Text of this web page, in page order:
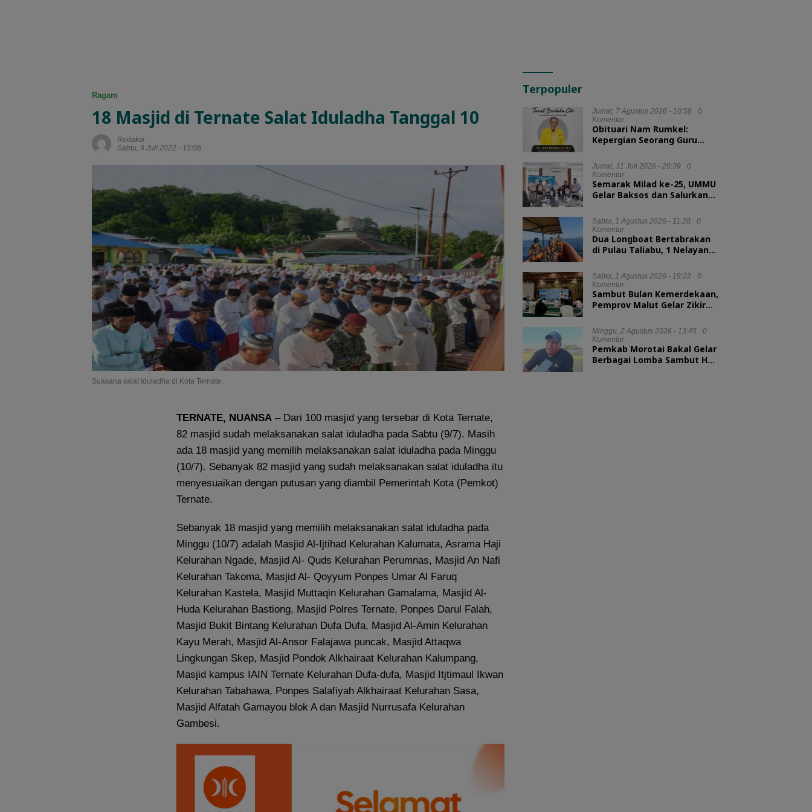
Ragam
18 Masjid di Ternate Salat Iduladha Tanggal 10
Redaksi
Sabtu, 9 Juli 2022 - 15:08
Suasana salat Iduladha di Kota Ternate.
TERNATE, NUANSA – Dari 100 masjid yang tersebar di Kota Ternate,
82 masjid sudah melaksanakan salat iduladha pada Sabtu (9/7). Masih
ada 18 masjid yang memilih melaksanakan salat iduladha pada Minggu
(10/7). Sebanyak 82 masjid yang sudah melaksanakan salat iduladha itu
menyesuaikan dengan putusan yang diambil Pemerintah Kota (Pemkot)
Ternate.
Sebanyak 18 masjid yang memilih melaksanakan salat iduladha pada
Minggu (10/7) adalah Masjid Al-Ijtihad Kelurahan Kalumata, Asrama Haji
Kelurahan Ngade, Masjid Al- Quds Kelurahan Perumnas, Masjid An Nafi
Kelurahan Takoma, Masjid Al- Qoyyum Ponpes Umar Al Faruq
Kelurahan Kastela, Masjid Muttaqin Kelurahan Gamalama, Masjid Al-
Huda Kelurahan Bastiong, Masjid Polres Ternate, Ponpes Darul Falah,
Masjid Bukit Bintang Kelurahan Dufa Dufa, Masjid Al-Amin Kelurahan
Kayu Merah, Masjid Al-Ansor Falajawa puncak, Masjid Attaqwa
Lingkungan Skep, Masjid Pondok Alkhairaat Kelurahan Kalumpang,
Masjid kampus IAIN Ternate Kelurahan Dufa-dufa, Masjid Itjtimaul Ikwan
Kelurahan Tabahawa, Ponpes Salafiyah Alkhairaat Kelurahan Sasa,
Masjid Alfatah Gamayou blok A dan Masjid Nurrusafa Kelurahan
Gambesi.
Terpopuler
Jumat, 7 Agustus 2026 - 10:58
0
Komentar
Obituari Nam Rumkel:
Kepergian Seorang Guru
Kesederhanaan
Jumat, 31 Juli 2026 - 20:39
0
Komentar
Semarak Milad ke-25, UMMU
Gelar Baksos dan Salurkan
Mahasiswa Kurang Mampu
Sabtu, 1 Agustus 2026 - 11:28
0
Komentar
Dua Longboat Bertabrakan
di Pulau Taliabu, 1 Nelayan
Sabtu, 1 Agustus 2026 - 19:22
0
Komentar
Sambut Bulan Kemerdekaan,
Pemprov Malut Gelar Zikir
Minggu, 2 Agustus 2026 - 13:45
0
Komentar
Pemkab Morotai Bakal Gelar
Berbagai Lomba Sambut HUT